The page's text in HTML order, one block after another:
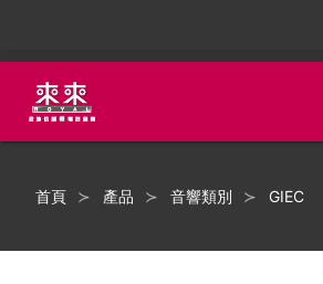
首頁 產品 音響類別 GIEC